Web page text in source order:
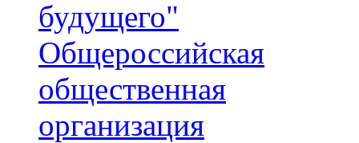
будущего"
Общероссийская
общественная
организация